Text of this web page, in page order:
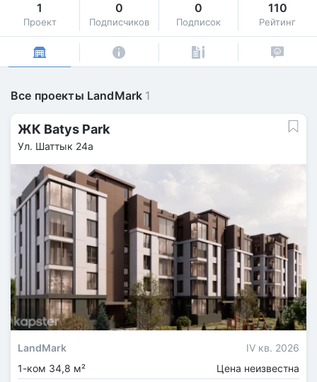
1
Проект
0
Подписчиков
0
Подписок
110
Рейтинг
Все проекты LandMark 1
ЖК Batys Park
Ул. Шаттык 24а
LandMark
IV кв. 2026
1-ком 34,8 м²
Цена неизвестна